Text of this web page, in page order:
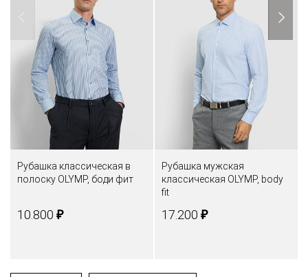
Рубашка классическая в
полоску OLYMP, боди фит
10.800 ₽
Рубашка мужская
классическая OLYMP, body
fit
17.200 ₽